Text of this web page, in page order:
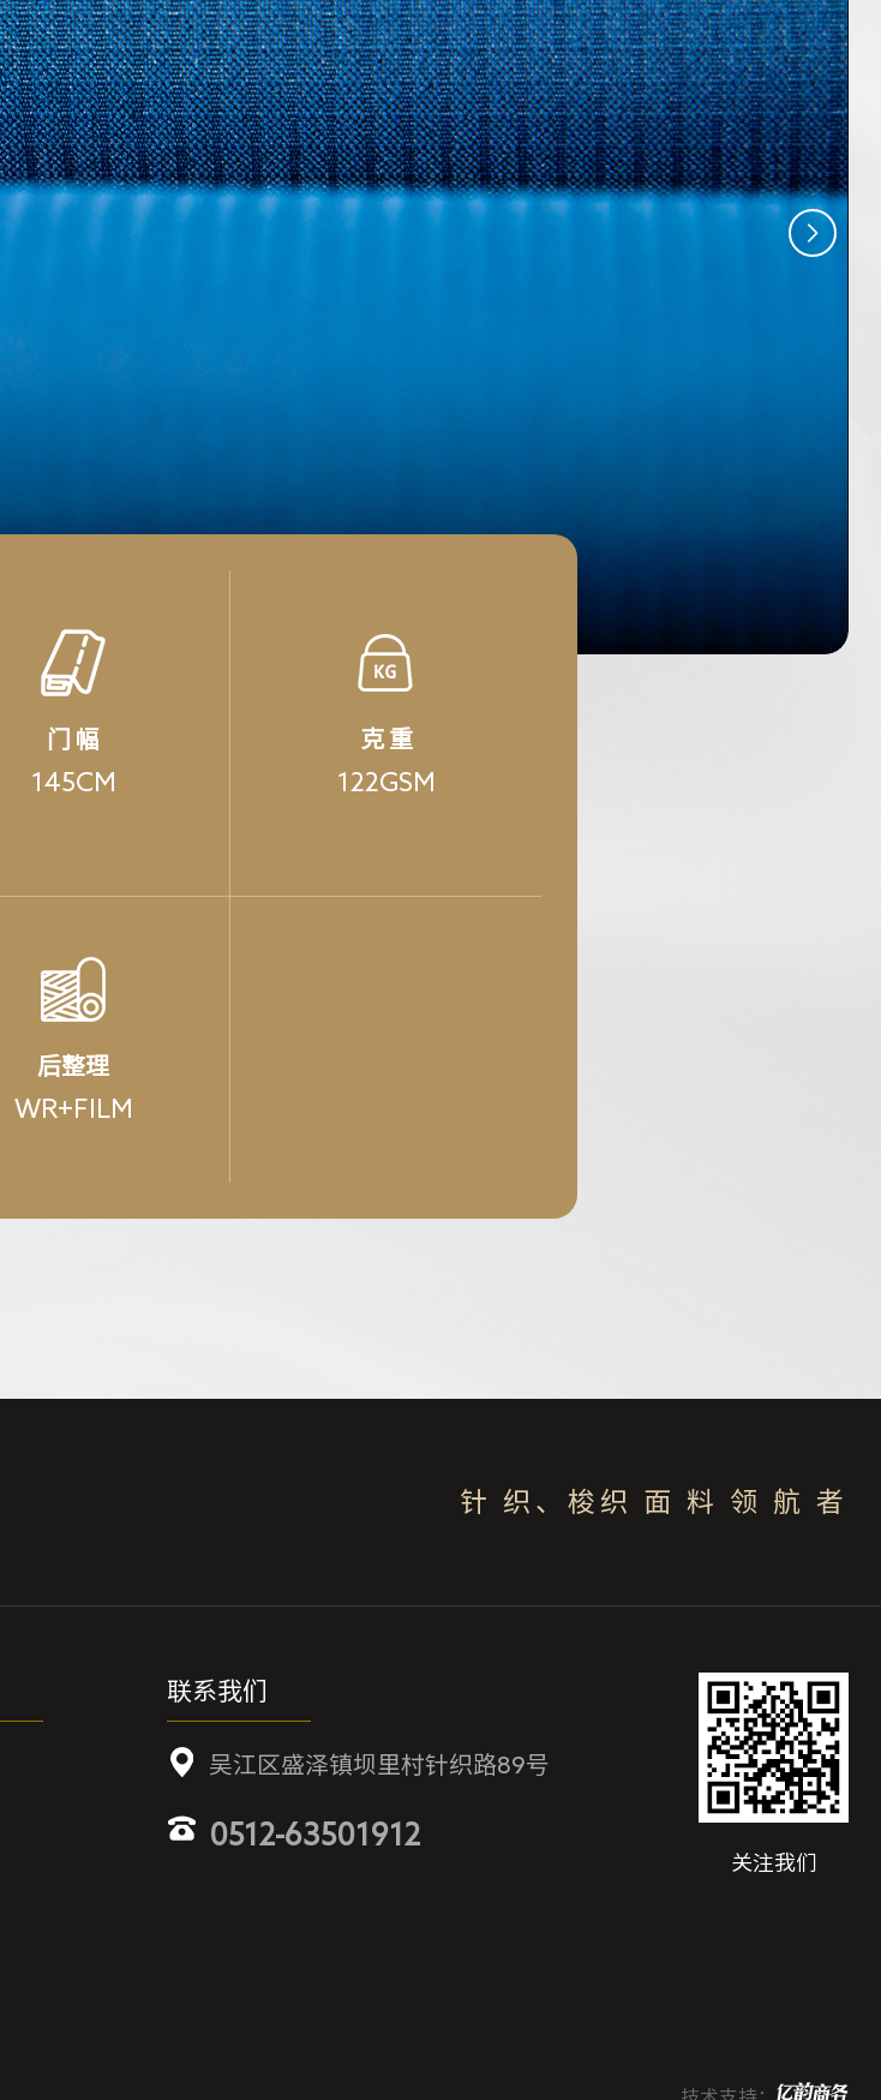
门 幅
145CM
克 重
122GSM
后整理
WR+FILM
针 织、梭织 面 料 领 航 者
联系我们
吴江区盛泽镇坝里村针织路89号
0512-63501912
关注我们
技术支持：